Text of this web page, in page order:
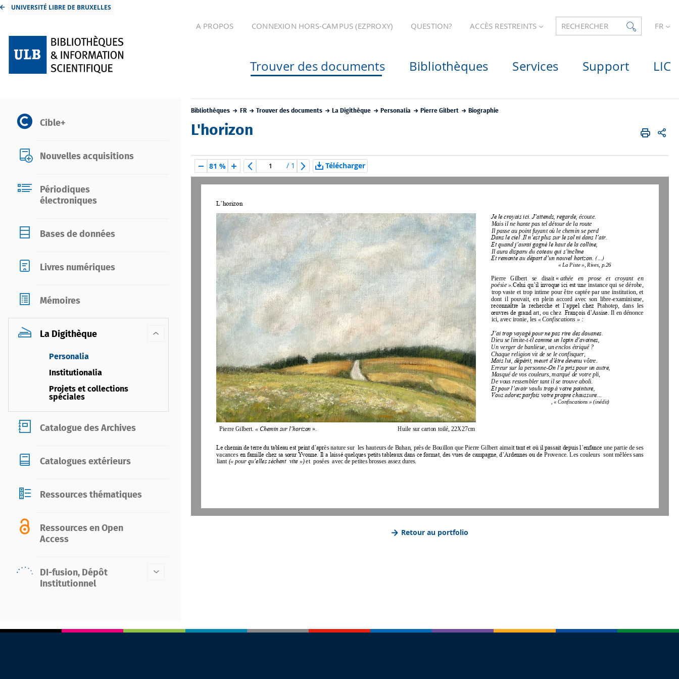
UNIVERSITÉ LIBRE DE BRUXELLES
A PROPOS CONNEXION HORS-CAMPUS (EZPROXY) QUESTION? ACCÈS RESTREINTS RECHERCHER FR
Trouver des documents Bibliothèques Services Support LIC
Cible+
Nouvelles acquisitions
Périodiques
électroniques
Bases de données
Livres numériques
Mémoires
La Digithèque
Personalia
Institutionalia
Projets et collections
spéciales
Catalogue des Archives
Catalogues extérieurs
Ressources thématiques
Ressources en Open
Access
DI-fusion, Dépôt
Institutionnel
Bibliothèques FR Trouver des documents La Digithèque Personalia Pierre Gilbert Biographie
L'horizon
81 % / 1 Télécharger
L’horizon
Je le croyais ici. J’attends, regarde, écoute.
Mais il ne hante pas tel détour de la route
Il passe au point fuyant où le chemin se perd
Dans le ciel .Il n’est plus sur le sol ni dans l’air.
Et quand j’aurai gagné le haut de la colline,
Il aura disparu du coteau qui s’incline
Et remonte au départ d’un nouvel horizon. (...)
« La Piste » , Rives, p.26
Pierre   Gilbert   se   disait « athée   en   prose   et   croyant   en
poésie ». Celui qu’il invoque ici est une instance qui se dérobe,
trop vaste et trop intime pour être captée par une institution, et
dont il  pouvait,  en  plein  accord  avec  son  libre-examinisme,
reconnaître  la  recherche  et  l’appel  chez Ptahotep,  dans les
œuvres de grand art, ou chez François d’Assise. Il en dénonce
ici, avec ironie les «Confiscations » :
J’ai trop voyagé pour ne pas rire des douanes.
Dieu se limite-t-il comme un lopin d’avoines,
Un verger de banlieue, un enclos étriqué ?
Chaque religion vit de se le confisquer,
Mais lui, dépérit, meurt d’être devenu vôtre.
Erreur sur la personne-On l’a pris pour un autre,
Masqué de vos couleurs, marqué de votre pli,
De vous ressembler tant il se trouve aboli.
Et pour l’avoir voulu trop à votre pointure,
Vous adorez parfois votre propre chaussure...
« Confiscations » (inédit)
Pierre Gilbert « Chemin sur l’horizon ». Huile sur carton toilé, 22X27cm
Le chemin de terre du tableau est peint d’après nature sur les hauteurs de Buhan, près de Bouillon que Pierre Gilbert aimait tant et où il passait depuis l’enfance une partie de ses
vacances en famille chez sa sœur Yvonne. Il a laissé quelques petits tableaux dans ce format, des vues de campagne, d’Ardennes ou de Provence. Les couleurs sont mêlées sans
liant (« pour qu’elles sèchent  vite ») et posées  avec de petites brosses assez dures.
Retour au portfolio